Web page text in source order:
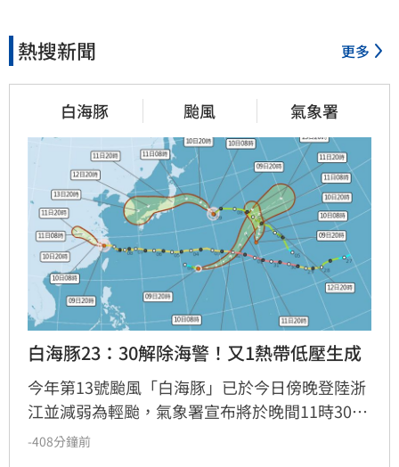
熱搜新聞 更多
白海豚 颱風 氣象署
白海豚23：30解除海警！又1熱帶低壓生成
今年第13號颱風「白海豚」已於今日傍晚登陸浙
江並減弱為輕颱，氣象署宣布將於晚間11時30分
解除海警。受颱風影響，中部以北山區連日累積
-408分鐘前